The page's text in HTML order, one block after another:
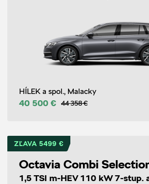
HÍLEK a spol., Malacky
40 500 € 44 358 €
ZĽAVA 5499 €
Octavia Combi
1,5 TSI m-HEV 110 kW 7-stup.